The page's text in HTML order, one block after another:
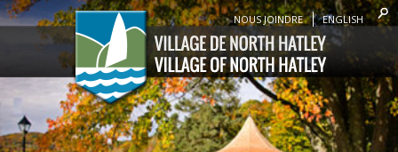
NOUS JOINDRE ENGLISH